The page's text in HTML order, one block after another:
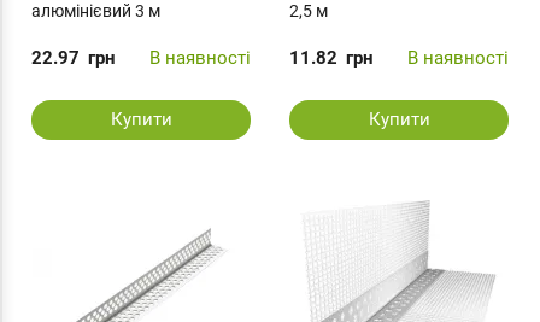
алюмінієвий 3 м
22.97 грн В наявності
Купити
2,5 м
11.82 грн В наявності
Купити